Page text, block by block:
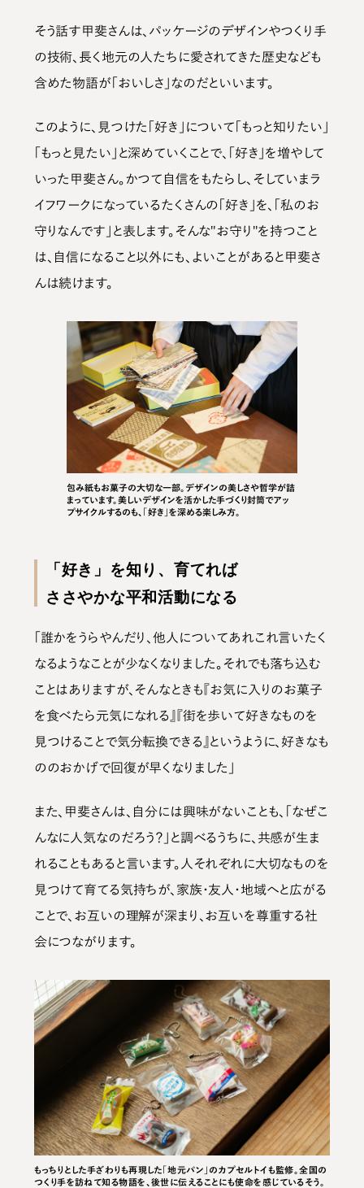
そう話す甲斐さんは、パッケージのデザインやつくり手
の技術、長く地元の人たちに愛されてきた歴史なども
含めた物語が「おいしさ」なのだといいます。
このように、見つけた「好き」について「もっと知りたい」
「もっと見たい」と深めていくことで、「好き」を増やして
いった甲斐さん。かつて自信をもたらし、そしていまラ
イフワークになっているたくさんの「好き」を、「私のお
守りなんです」と表します。そんな"お守り"を持つこと
は、自信になること以外にも、よいことがあると甲斐さ
んは続けます。
包み紙もお菓子の大切な一部。デザインの美しさや哲学が詰
まっています。美しいデザインを活かした手づくり封筒でアッ
プサイクルするのも、「好き」を深める楽しみ方。
「好き」を知り、育てれば
ささやかな平和活動になる
「誰かをうらやんだり、他人についてあれこれ言いたく
なるようなことが少なくなりました。それでも落ち込む
ことはありますが、そんなときも『お気に入りのお菓子
を食べたら元気になれる』『街を歩いて好きなものを
見つけることで気分転換できる』というように、好きなも
ののおかげで回復が早くなりました」
また、甲斐さんは、自分には興味がないことも、「なぜこ
んなに人気なのだろう？」と調べるうちに、共感が生ま
れることもあると言います。人それぞれに大切なものを
見つけて育てる気持ちが、家族・友人・地域へと広がる
ことで、お互いの理解が深まり、お互いを尊重する社
会につながります。
もっちりとした手ざわりも再現した「地元パン」のカプセルトイも監修。全国の
つくり手を訪ねて知る物語を、後世に伝えることにも使命を感じているそう。